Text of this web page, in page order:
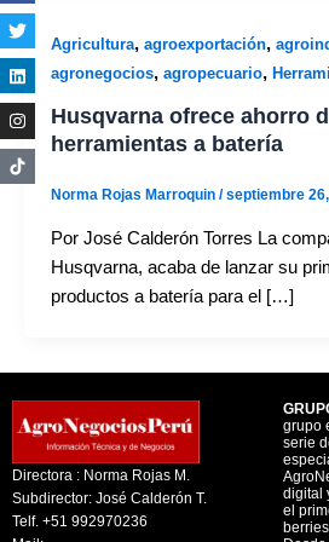
Agricultura, agroexportación,
agronegocios, agropecuario,
Husqvarna ofrece ahorro
herramientas a batería
Norma Rojas Marroquin /septiembre
Por José Calderón Torres La
Husqvarna, acaba de lanzar su
productos a batería para el […]
Directora : Norma Rojas M.
Subdirector: José Calderón T.
Telf. +51 992970236
grupo
serie
digital
el